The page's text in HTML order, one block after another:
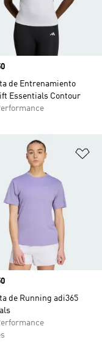
de Entrenamiento
Essentials Contour
lista de deseos
de Running adi365